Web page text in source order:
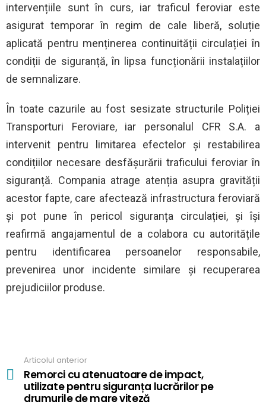
intervențiile sunt în curs, iar traficul feroviar este
asigurat temporar în regim de cale liberă, soluție
aplicată pentru menținerea continuității circulației în
condiții de siguranță, în lipsa funcționării instalațiilor
de semnalizare.
În toate cazurile au fost sesizate structurile Poliției
Transporturi Feroviare, iar personalul CFR S.A. a
intervenit pentru limitarea efectelor și restabilirea
condițiilor necesare desfășurării traficului feroviar în
siguranță. Compania atrage atenția asupra gravității
acestor fapte, care afectează infrastructura feroviară
și pot pune în pericol siguranța circulației, și își
reafirmă angajamentul de a colabora cu autoritățile
pentru identificarea persoanelor responsabile,
prevenirea unor incidente similare și recuperarea
prejudiciilor produse.
more
Articolul anterior
Remorci cu atenuatoare de impact,
utilizate pentru siguranța lucrărilor pe
drumurile de mare viteză